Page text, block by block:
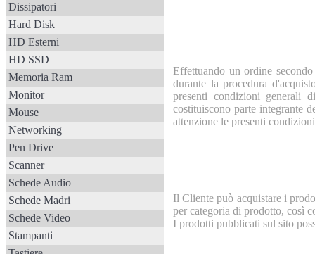
Dissipatori
Hard Disk
HD Esterni
HD SSD
Memoria Ram
Monitor
Mouse
Networking
Pen Drive
Scanner
Schede Audio
Schede Madri
Schede Video
Stampanti
Effettuando un ordine
durante la procedura
presenti condizioni generali
costituiscono parte integrante
attenzione le presenti
Il Cliente può acquistare i
per categoria di prodotto, così
I prodotti pubblicati sul sito